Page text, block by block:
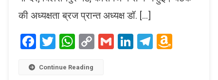
की अध्यक्षता ब्रज प्रान्त अध्यक्ष डॉ. […]
Facebook
Twitter
WhatsApp
CopyGmailLinkedIn
Telegram
Continue Reading